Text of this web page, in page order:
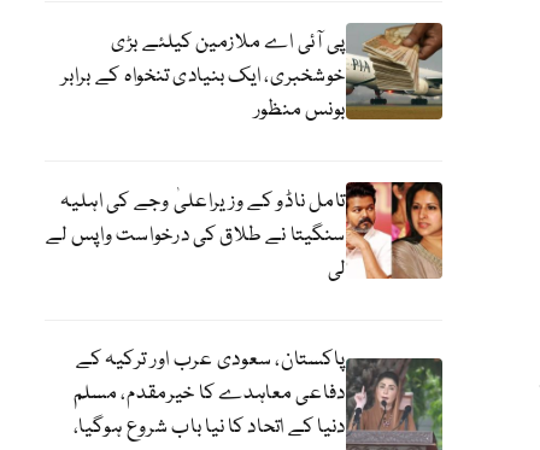
پی آئی اے ملازمین کیلئے بڑی
خوشخبری، ایک بنیادی تنخواہ کے برابر
بونس منظور
تامل ناڈو کے وزیراعلیٰ وجے کی اہلیہ
سنگیتا نے طلاق کی درخواست واپس لے
لی
پاکستان، سعودی عرب اور ترکیہ کے
دفاعی معاہدے کا خیرمقدم، مسلم
دنیا کے اتحاد کا نیا باب شروع ہوگیا،